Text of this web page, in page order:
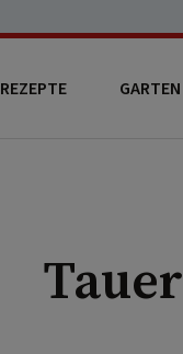
REZEPTE GARTEN